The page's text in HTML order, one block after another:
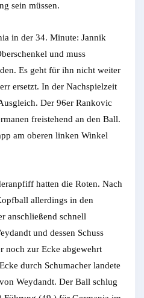
sein müssen.
in der 34. Minute: Jannik
und muss
Es geht für ihn nicht weiter
ersetzt. In der Nachspielzeit
Der 96er Rankovic
freistehend an den Ball.
am oberen linken Winkel
hatten die Roten. Nach
allerdings in den
anschließend schnell
und dessen Schuss
noch zur Ecke abgewehrt
durch Schumacher landete
Weydandt. Der Ball schlug